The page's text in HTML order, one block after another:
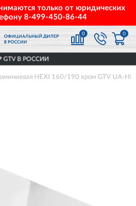
только от юридических
8-499-450-86-44
0 0
HEXI 160/190 хром GTV UA-